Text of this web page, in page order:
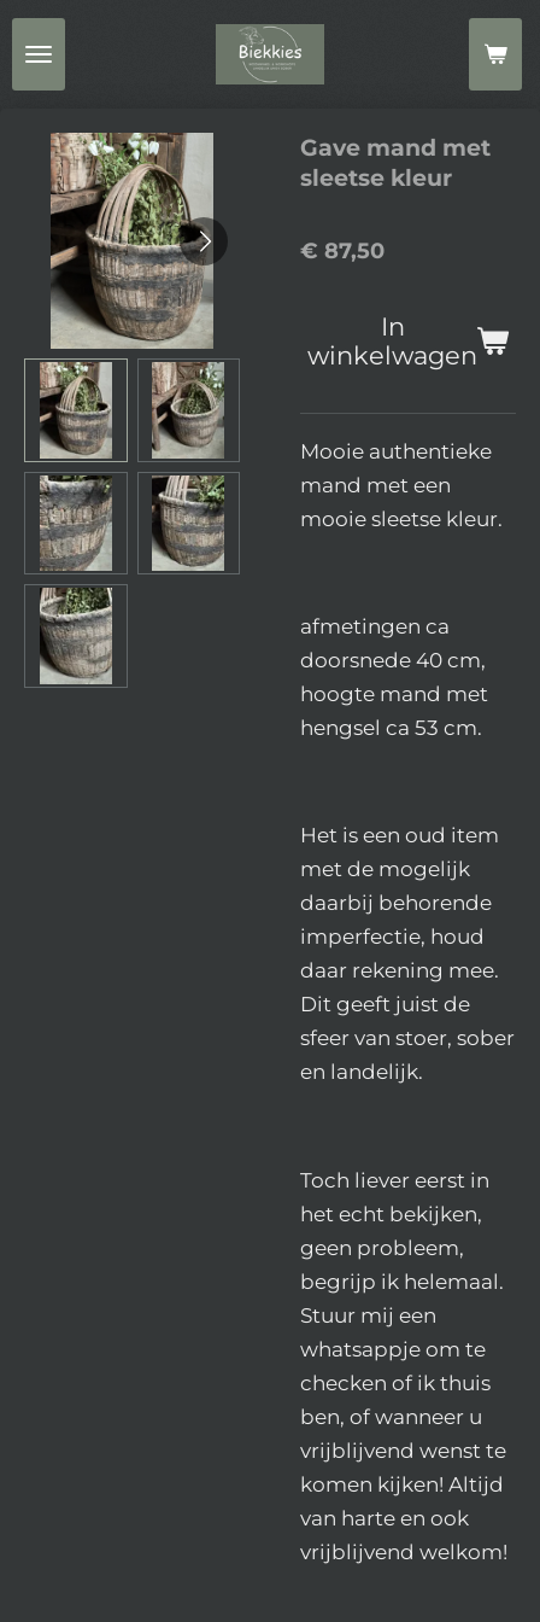
Ga
direct
naar
hoofdinhoud
Gave mand met
sleetse kleur
€ 87,50
In
winkelwagen
Mooie authentieke
mand met een
mooie sleetse kleur.
afmetingen ca
doorsnede 40 cm,
hoogte mand met
hengsel ca 53 cm.
Het is een oud item
met de mogelijk
daarbij behorende
imperfectie, houd
daar rekening mee.
Dit geeft juist de
sfeer van stoer, sober
en landelijk.
Toch liever eerst in
het echt bekijken,
geen probleem,
begrijp ik helemaal.
Stuur mij een
whatsappje om te
checken of ik thuis
ben, of wanneer u
vrijblijvend wenst te
komen kijken! Altijd
van harte en ook
vrijblijvend welkom!